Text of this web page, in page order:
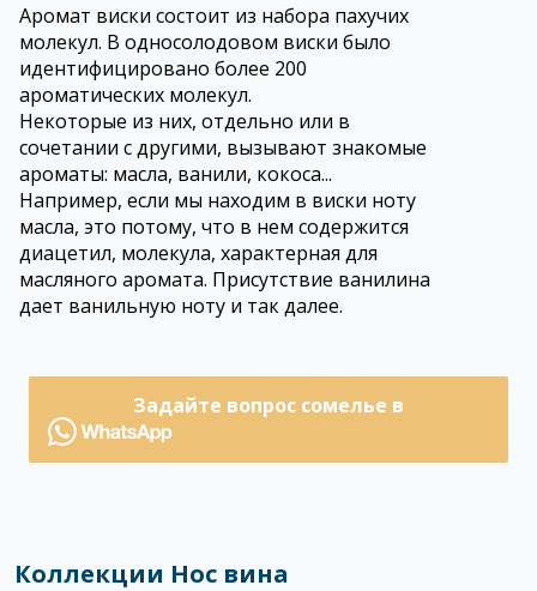
Аромат виски состоит из набора пахучих
молекул. В односолодовом виски было
идентифицировано более 200
ароматических молекул.
Некоторые из них, отдельно или в
сочетании с другими, вызывают знакомые
ароматы: масла, ванили, кокоса...
Например, если мы находим в виски ноту
масла, это потому, что в нем содержится
диацетил, молекула, характерная для
масляного аромата. Присутствие ванилина
дает ванильную ноту и так далее.
Задайте вопрос сомелье в
Коллекции Нос вина